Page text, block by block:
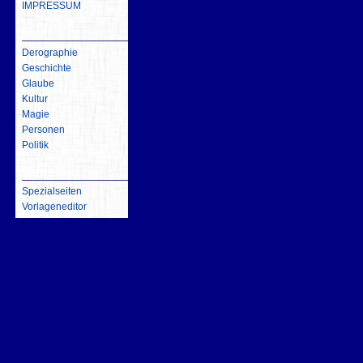
IMPRESSUM
Derographie
Geschichte
Glaube
Kultur
Magie
Personen
Politik
Spezialseiten
Vorlageneditor